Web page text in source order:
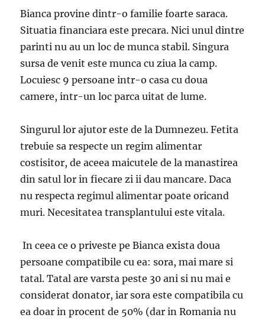
Bianca provine dintr-o familie foarte saraca.
Situatia financiara este precara. Nici unul dintre
parinti nu au un loc de munca stabil. Singura
sursa de venit este munca cu ziua la camp.
Locuiesc 9 persoane intr-o casa cu doua
camere, intr-un loc parca uitat de lume.
Singurul lor ajutor este de la Dumnezeu. Fetita
trebuie sa respecte un regim alimentar
costisitor, de aceea maicutele de la manastirea
din satul lor in fiecare zi ii dau mancare. Daca
nu respecta regimul alimentar poate oricand
muri. Necesitatea transplantului este vitala.
In ceea ce o priveste pe Bianca exista doua
persoane compatibile cu ea: sora, mai mare si
tatal. Tatal are varsta peste 30 ani si nu mai e
considerat donator, iar sora este compatibila cu
ea doar in procent de 50% (dar in Romania nu